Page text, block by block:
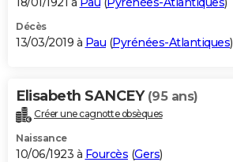
Décès
13/03/2019 à Pau (Pyrénées-Atlantiques)
Elisabeth SANCEY (95 ans)
Créer une cagnotte obsèques
Naissance
10/06/1923 à Fourcès (Gers)